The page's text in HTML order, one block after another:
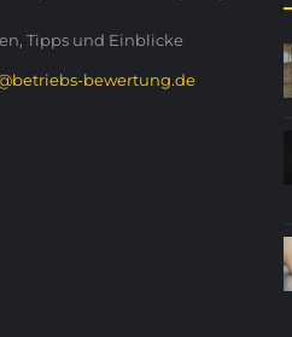
Tipps und Einblicke
bewertung.de